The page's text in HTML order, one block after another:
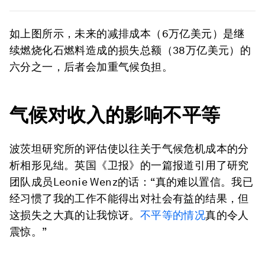
如上图所示，未来的减排成本（6万亿美元）是继
续燃烧化石燃料造成的损失总额（38万亿美元）的
六分之一，后者会加重气候负担。
气候对收入的影响不平等
波茨坦研究所的评估使以往关于气候危机成本的分
析相形见绌。英国《卫报》的一篇报道引用了研究
团队成员Leonie Wenz的话：“真的难以置信。我已
经习惯了我的工作不能得出对社会有益的结果，但
这损失之大真的让我惊讶。 不平等的情况真的令人
震惊。”